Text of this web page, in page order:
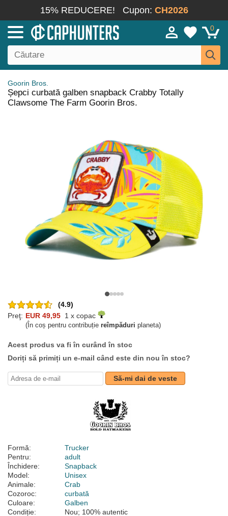
15% REDUCERE! Cupon: CH2026
0
Goorin Bros.
Șepci curbată galben snapback Crabby Totally
Clawsome The Farm Goorin Bros.
(4.9)
Preţ: EUR 49,95 1 x copac
(În coș pentru contribuție reîmpăduri planeta)
Acest produs va fi în curând în stoc
Doriți să primiți un e-mail când este din nou în stoc?
Să-mi dai de veste
Formă:
Trucker
Pentru:
adult
Închidere:
Snapback
Model:
Unisex
Animale:
Crab
Cozoroc:
curbată
Culoare:
Galben
Condiție:
Nou; 100% autentic